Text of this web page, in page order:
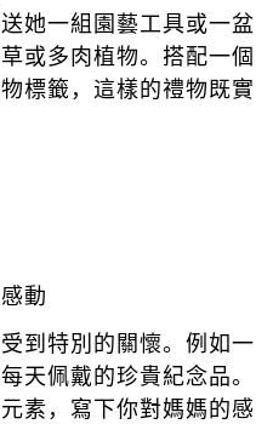
她一組園藝工具或一盆
或多肉植物。搭配一個
標籤，這樣的禮物既實
動
到特別的關懷。例如一
天佩戴的珍貴紀念品。
素，寫下你對媽媽的感